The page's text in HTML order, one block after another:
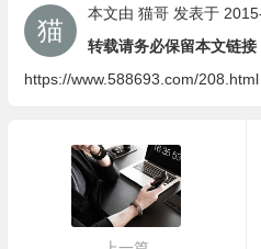
本文由 猫哥发表于
转载请务必保留本文链接
https://www.588693.com/208.html